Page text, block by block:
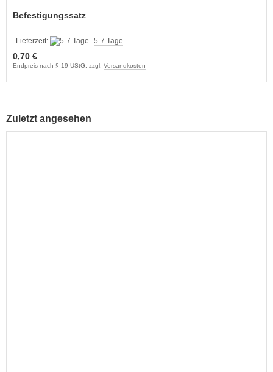
Befestigungssatz
Lieferzeit: 5-7 Tage
0,70 €
Endpreis nach § 19 UStG. zzgl. Versandkosten
Zuletzt angesehen